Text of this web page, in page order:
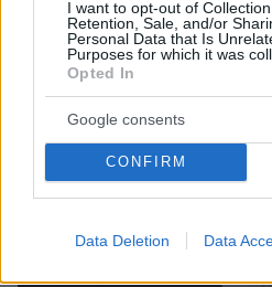
I want to opt-out of
Retention, Sale, and/or
Personal Data that Is
Purposes for which it was
Opted In
Google consents
CONFIRM
Data Deletion Data